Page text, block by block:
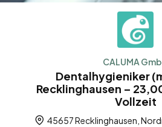
CALUMA
Dentalhygieniker
Recklinghausen –
Vollzeit
45657 Recklinghausen,